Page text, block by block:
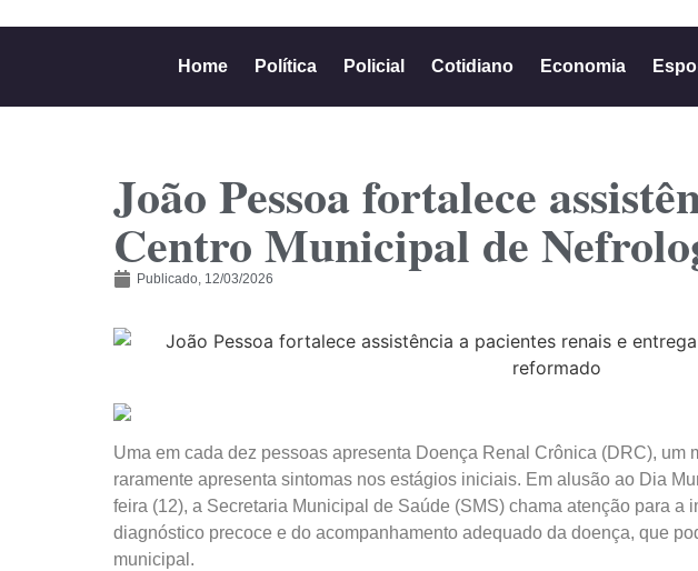
Home Política Policial Cotidiano Economia
João Pessoa fortalece
Centro Municipal de
Publicado, 12/03/2026
Uma em cada dez pessoas apresenta Doença Renal Crônica (DRC), um
raramente apresenta sintomas nos estágios iniciais. Em alusão ao Dia
feira (12), a Secretaria Municipal de Saúde (SMS) chama atenção para a
diagnóstico precoce e do acompanhamento adequado da doença, que
municipal.